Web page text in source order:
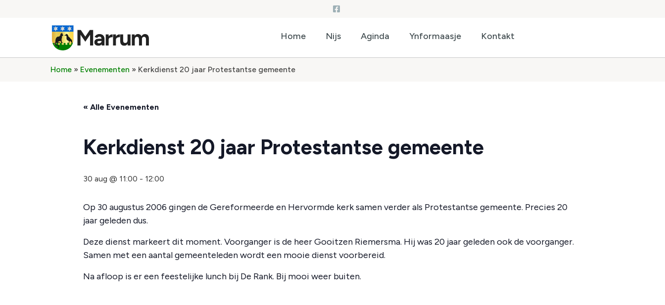
Home Nijs Aginda Ynformaasje Kontakt
Home » Evenementen » Kerkdienst 20 jaar Protestantse gemeente
« Alle Evenementen
Kerkdienst 20 jaar Protestantse gemeente
30 aug @ 11:00 - 12:00
Op 30 augustus 2006 gingen de Gereformeerde en Hervormde kerk samen verder als Protestantse gemeente. Precies 20
jaar geleden dus.
Deze dienst markeert dit moment. Voorganger is de heer Gooitzen Riemersma. Hij was 20 jaar geleden ook de voorganger.
Samen met een aantal gemeenteleden wordt een mooie dienst voorbereid.
Na afloop is er een feestelijke lunch bij De Rank. Bij mooi weer buiten.